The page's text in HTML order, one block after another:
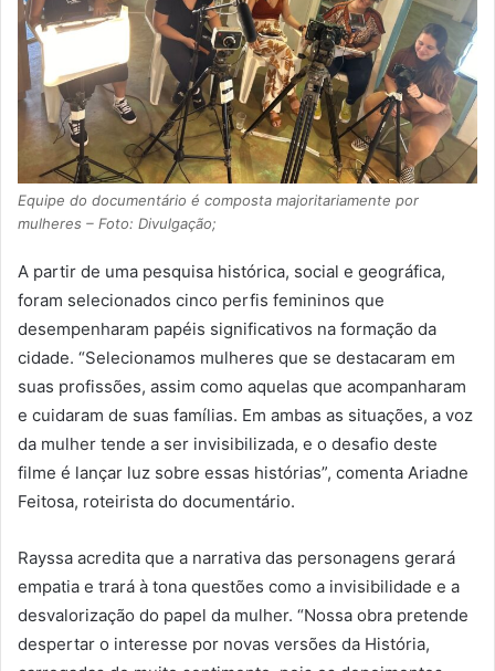
Equipe do documentário é composta majoritariamente por
mulheres – Foto: Divulgação;
A partir de uma pesquisa histórica, social e geográfica,
foram selecionados cinco perfis femininos que
desempenharam papéis significativos na formação da
cidade. “Selecionamos mulheres que se destacaram em
suas profissões, assim como aquelas que acompanharam
e cuidaram de suas famílias. Em ambas as situações, a voz
da mulher tende a ser invisibilizada, e o desafio deste
filme é lançar luz sobre essas histórias”, comenta Ariadne
Feitosa, roteirista do documentário.
Rayssa acredita que a narrativa das personagens gerará
empatia e trará à tona questões como a invisibilidade e a
desvalorização do papel da mulher. “Nossa obra pretende
despertar o interesse por novas versões da História,